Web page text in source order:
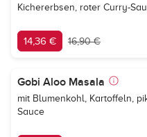
Kichererbsen, roter Curry-
14,36 € 16,90 €
Gobi Aloo Masala
mit Blumenkohl, Kartoffeln,
Sauce